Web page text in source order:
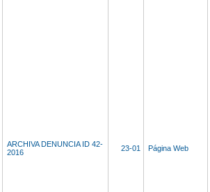
ARCHIVA DENUNCIA ID 42-
2016
23-01 Página Web